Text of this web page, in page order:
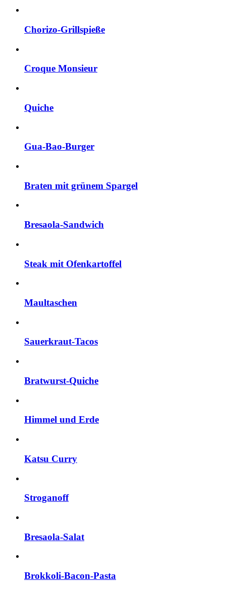
Chorizo-Grillspieße
Croque Monsieur
Quiche
Gua-Bao-Burger
Braten mit grünem Spargel
Bresaola-Sandwich
Steak mit Ofenkartoffel
Maultaschen
Sauerkraut-Tacos
Bratwurst-Quiche
Himmel und Erde
Katsu Curry
Stroganoff
Bresaola-Salat
Brokkoli-Bacon-Pasta